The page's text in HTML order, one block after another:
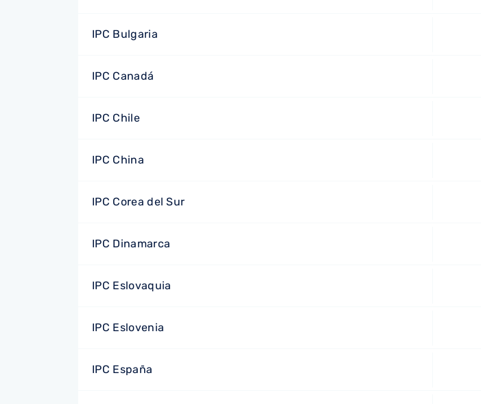
IPC Bulgaria
IPC Canadá
IPC Chile
IPC China
IPC Corea del Sur
IPC Dinamarca
IPC Eslovaquia
IPC Eslovenia
IPC España